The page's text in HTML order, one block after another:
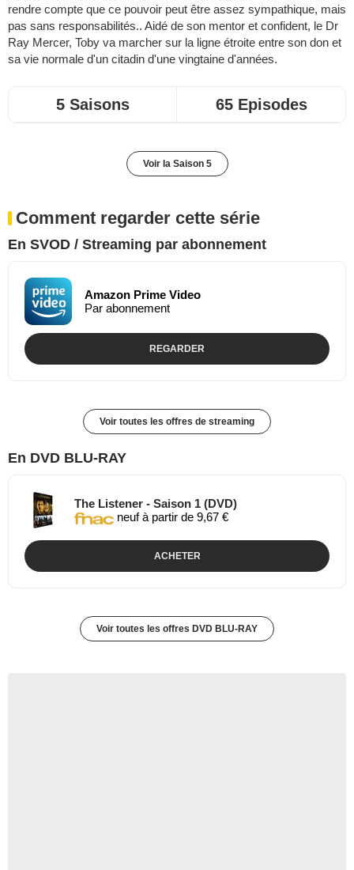
rendre compte que ce pouvoir peut être assez sympathique, mais
pas sans responsabilités.. Aidé de son mentor et confident, le Dr
Ray Mercer, Toby va marcher sur la ligne étroite entre son don et
sa vie normale d'un citadin d'une vingtaine d'années.
5 Saisons 65 Episodes
Voir la Saison 5
Comment regarder cette série
En SVOD / Streaming par abonnement
Amazon Prime Video
Par abonnement
REGARDER
Voir toutes les offres de streaming
En DVD BLU-RAY
The Listener - Saison 1 (DVD)
neuf à partir de 9,67 €
ACHETER
Voir toutes les offres DVD BLU-RAY